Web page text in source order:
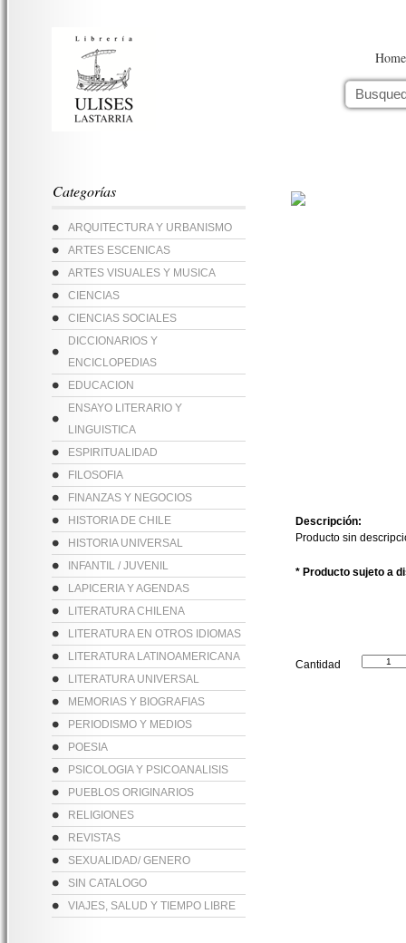
Home
Categorías
ARQUITECTURA Y URBANISMO
ARTES ESCENICAS
ARTES VISUALES Y MUSICA
CIENCIAS
CIENCIAS SOCIALES
DICCIONARIOS Y
ENCICLOPEDIAS
EDUCACION
ENSAYO LITERARIO Y
LINGUISTICA
ESPIRITUALIDAD
FILOSOFIA
FINANZAS Y NEGOCIOS
HISTORIA DE CHILE
HISTORIA UNIVERSAL
INFANTIL / JUVENIL
LAPICERIA Y AGENDAS
LITERATURA CHILENA
LITERATURA EN OTROS IDIOMAS
LITERATURA LATINOAMERICANA
LITERATURA UNIVERSAL
MEMORIAS Y BIOGRAFIAS
PERIODISMO Y MEDIOS
POESIA
PSICOLOGIA Y PSICOANALISIS
PUEBLOS ORIGINARIOS
RELIGIONES
REVISTAS
SEXUALIDAD/ GENERO
SIN CATALOGO
VIAJES, SALUD Y TIEMPO LIBRE
Descripción:
Producto sin
* Producto sujeto a
Cantidad